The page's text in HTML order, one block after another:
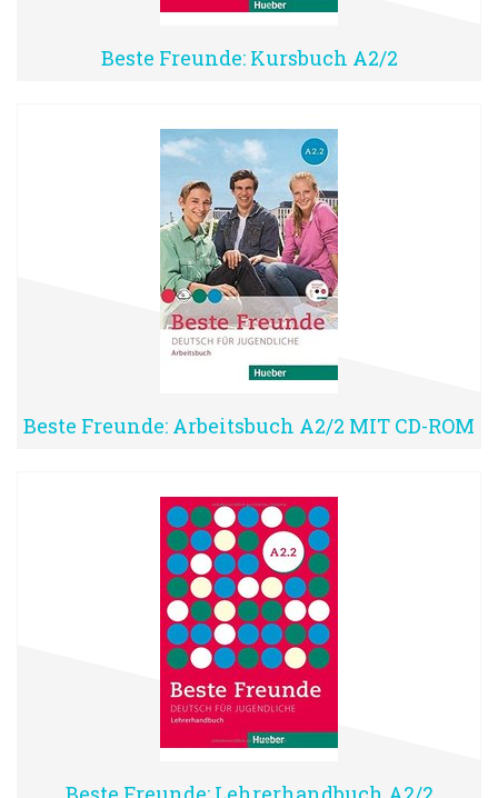
Beste Freunde: Kursbuch A2/2
Beste Freunde: Arbeitsbuch A2/2 MIT CD-ROM